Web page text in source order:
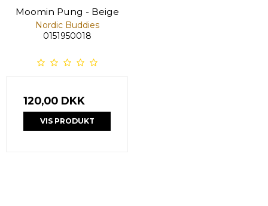
Moomin Pung - Beige
Nordic Buddies
0151950018
120,00 DKK
VIS PRODUKT